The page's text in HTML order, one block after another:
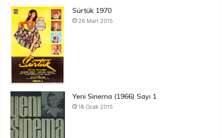
Sürtük 1970
26 Mart 2015
Yeni Sinema (1966) Sayı 1
18 Ocak 2015